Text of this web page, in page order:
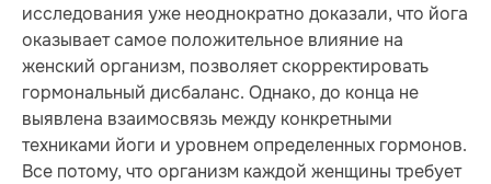
исследования уже неоднократно доказали, что йога
оказывает самое положительное влияние на
женский организм, позволяет скорректировать
гормональный дисбаланс. Однако, до конца не
выявлена взаимосвязь между конкретными
техниками йоги и уровнем определенных гормонов.
Все потому, что организм каждой женщины требует